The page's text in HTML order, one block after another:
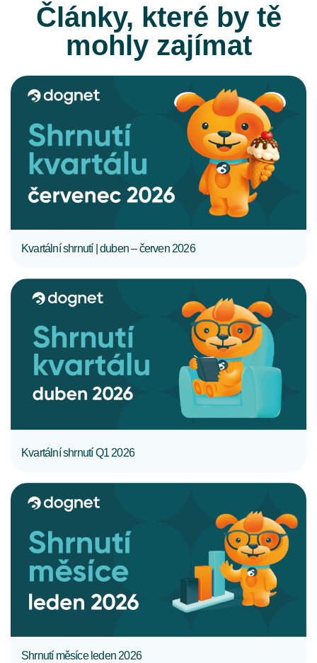
Články, které by tě
mohly zajímat
Kvartální shrnutí | duben – červen 2026
Kvartální shrnutí Q1 2026
Shrnutí měsíce leden 2026